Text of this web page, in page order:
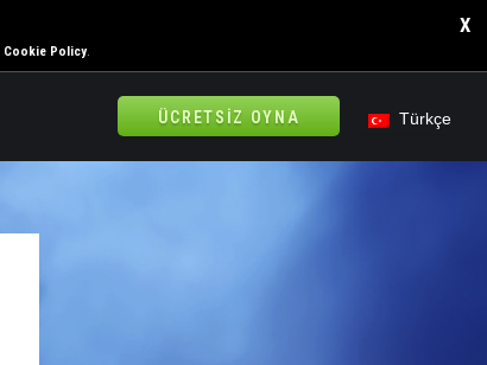
X
Cookie Policy.
ÜCRETSIZ OYNA Türkçe